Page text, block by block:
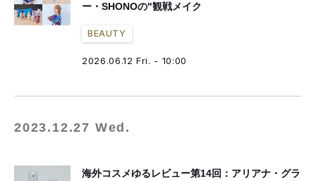
ー・SHONOの"観戦メイク
BEAUTY
2026.06.12 Fri. - 10:00
2023.12.27 Wed.
海外コスメゆるレビュー第14回：アリアナ・グラ